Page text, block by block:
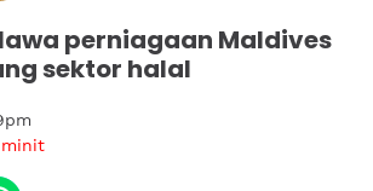
perniagaan Maldives
sektor halal
minit